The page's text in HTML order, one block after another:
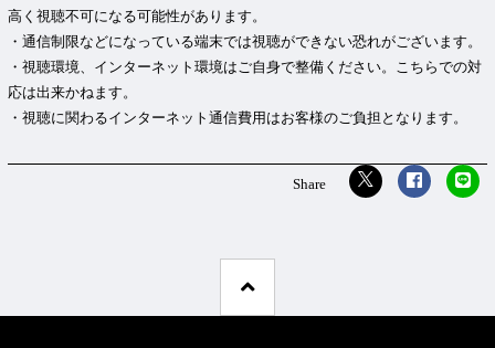
高く視聴不可になる可能性があります。
・通信制限などになっている端末では視聴ができない恐れがございます。
・視聴環境、インターネット環境はご自身で整備ください。こちらでの対
応は出来かねます。
・視聴に関わるインターネット通信費用はお客様のご負担となります。